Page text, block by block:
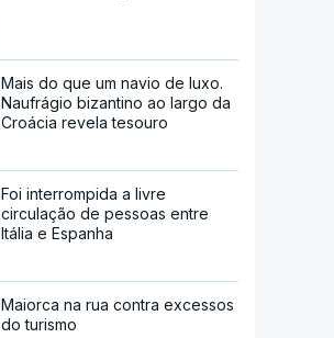
Mais do que um navio de luxo.
Naufrágio bizantino ao largo da
Croácia revela tesouro
Foi interrompida a livre
circulação de pessoas entre
Itália e Espanha
Maiorca na rua contra excessos
do turismo